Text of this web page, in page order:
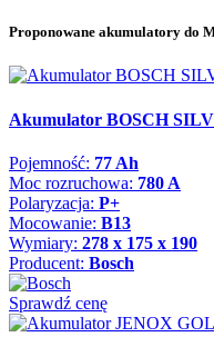
Proponowane akumulatory do
Akumulator BOSCH
Pojemność: 77 Ah
Moc rozruchowa: 780 A
Polaryzacja: P+
Mocowanie: B13
Wymiary: 278 x 175 x 190
Producent: Bosch
Sprawdź cenę